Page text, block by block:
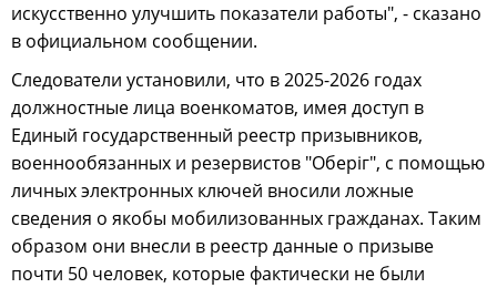
искусственно улучшить показатели работы", - сказано
в официальном сообщении.
Следователи установили, что в 2025-2026 годах
должностные лица военкоматов, имея доступ в
Единый государственный реестр призывников,
военнообязанных и резервистов "Оберіг", с помощью
личных электронных ключей вносили ложные
сведения о якобы мобилизованных гражданах. Таким
образом они внесли в реестр данные о призыве
почти 50 человек, которые фактически не были